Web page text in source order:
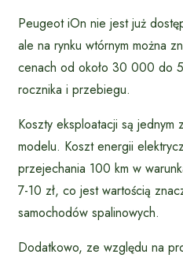
Peugeot iOn nie jest już
ale na rynku wtórnym można
cenach od około 30 000 do
rocznika i przebiegu.
Koszty eksploatacji są jednym
modelu. Koszt energii
przejechania 100 km w
7-10 zł, co jest wartością
samochodów spalinowych.
Dodatkowo, ze względu na